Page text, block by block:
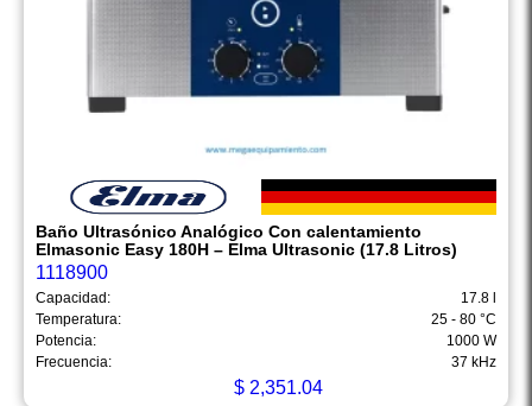
Baño Ultrasónico Analógico Con calentamiento
Elmasonic Easy 180H – Elma Ultrasonic (17.8 Litros)
1118900
Capacidad:
17.8 l
Temperatura:
25 - 80 °C
Potencia:
1000 W
Frecuencia:
37 kHz
$2,351.04